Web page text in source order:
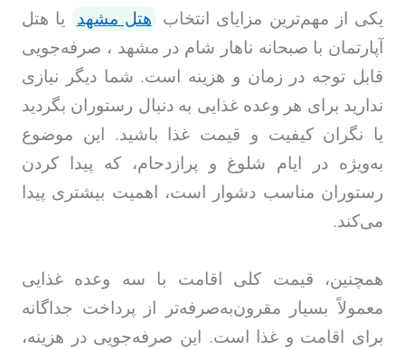
یکی از مهم‌ترین مزایای انتخاب هتل مشهد
یا هتل
آپارتمان با صبحانه ناهار شام در مشهد ، صرفه‌جویی
قابل توجه در زمان و هزینه است. شما دیگر نیازی
ندارید برای هر وعده غذایی به دنبال رستوران بگردید
یا نگران کیفیت و قیمت غذا باشید. این موضوع
به‌ویژه در ایام شلوغ و پرازدحام، که پیدا کردن
رستوران مناسب دشوار است، اهمیت بیشتری پیدا
می‌کند.
همچنین، قیمت کلی اقامت با سه وعده غذایی
معمولاً بسیار مقرون‌به‌صرفه‌تر از پرداخت جداگانه
برای اقامت و غذا است. این صرفه‌جویی در هزینه،